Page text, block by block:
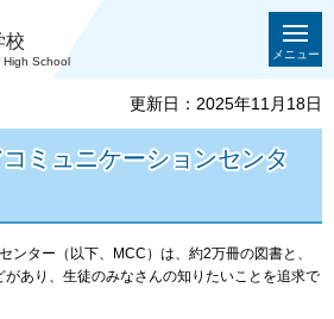
校
High School
メニュー
更新日：2025年11月18日
ミュニケーションセンタ
ンター（以下、MCC）は、約2万冊の図書と、
あり、生徒のみなさんの知りたいことを追求で